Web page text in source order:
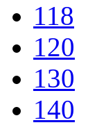
118
120
130
140